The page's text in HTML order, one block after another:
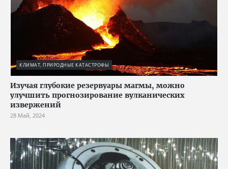
КЛИМАТ, ПРИРОДНЫЕ КАТАСТРОФЫ
Изучая глубокие резервуары магмы, можно
улучшить прогнозирование вулканических
извержений
28 Май, 2024